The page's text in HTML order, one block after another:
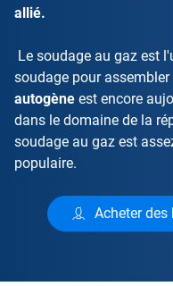
allié.
Le soudage au gaz est
soudage pour
autogène est encore
dans le domaine de la
soudage au gaz est
populaire.
Acheter